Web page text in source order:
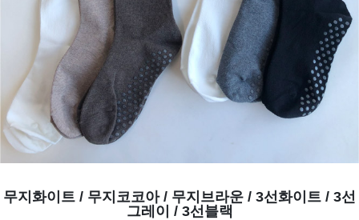
무지화이트 / 무지코코아 / 무지브라운 / 3선화이트 / 3선
그레이 / 3선블랙